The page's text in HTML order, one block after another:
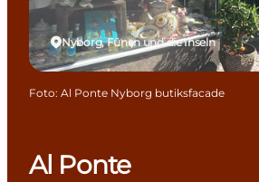
Al Ponte
Nyborg, Fünen und die Inseln
Foto: Al Ponte Nyborg butiksfacade